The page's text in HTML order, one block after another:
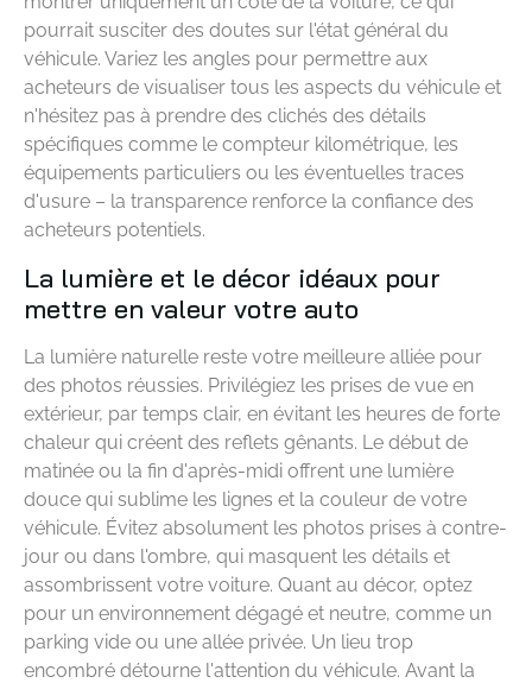
pourrait susciter des doutes sur l'état général du
véhicule. Variez les angles pour permettre aux
acheteurs de visualiser tous les aspects du véhicule et
n'hésitez pas à prendre des clichés des détails
spécifiques comme le compteur kilométrique, les
équipements particuliers ou les éventuelles traces
d'usure – la transparence renforce la confiance des
acheteurs potentiels.
La lumière et le décor idéaux pour
mettre en valeur votre auto
La lumière naturelle reste votre meilleure alliée pour
des photos réussies. Privilégiez les prises de vue en
extérieur, par temps clair, en évitant les heures de forte
chaleur qui créent des reflets gênants. Le début de
matinée ou la fin d'après-midi offrent une lumière
douce qui sublime les lignes et la couleur de votre
véhicule. Évitez absolument les photos prises à contre-
jour ou dans l'ombre, qui masquent les détails et
assombrissent votre voiture. Quant au décor, optez
pour un environnement dégagé et neutre, comme un
parking vide ou une allée privée. Un lieu trop
encombré détourne l'attention du véhicule. Avant la